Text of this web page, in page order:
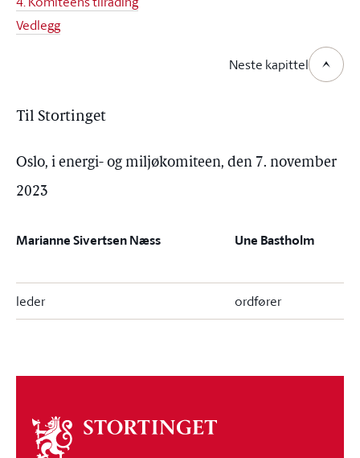
Vedlegg
Neste kapittel
Til Stortinget
Oslo, i energi- og miljøkomiteen, den 7. november
2023
Marianne Sivertsen Næss Une Bastholm
leder ordfører
Om
stortinget